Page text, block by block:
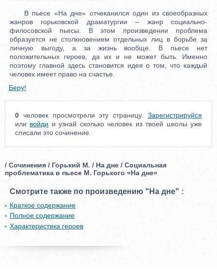
В пьесе «На дне» отчеканился один из своеобразных
жанров горьковской драматургии – жанр социально-
филосовской пьесы. В этом произведении проблема
образуется не столкновением отдельных лиц в борьбе за
личную выгоду, а за жизнь вообще. В пьесе нет
положительных героев, да их и не может быть. Именно
поэтому главной здесь становится идея о том, что каждый
человек имеет право на счастье.
Беру!
0 человек просмотрели эту страницу. Зарегистрируйся
или войди и узнай сколько человек из твоей школы уже
списали это сочинение.
/ Сочинения / Горький М. / На дне / Социальная
проблематика в пьесе М. Горького «На дне»
Смотрите также по произведению "На дне" :
Краткое содержание
Полное содержание
Характеристика героев